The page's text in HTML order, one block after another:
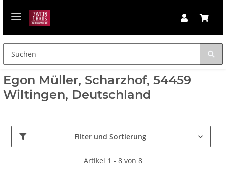
Egon Müller, Scharzhof, 54459
Wiltingen, Deutschland
Filter und Sortierung
Artikel 1 - 8 von 8